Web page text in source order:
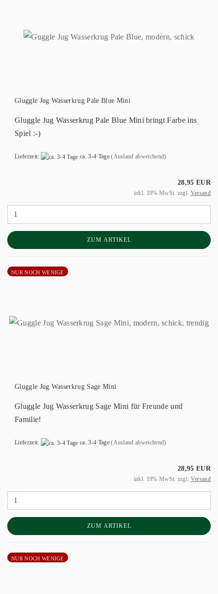
Gluggle Jug Wasserkrug Pale Blue Mini
Gluggle Jug Wasserkrug Pale Blue Mini bringt Farbe ins
Spiel :-)
Lieferzeit: ca. 3-4 Tage (Ausland abweichend)
28,95 EUR
inkl. 19% MwSt. zzgl. Versand
ZUM ARTIKEL
NUR NOCH WENIGE
Gluggle Jug Wasserkrug Sage Mini
Gluggle Jug Wasserkrug Sage Mini für Freunde und
Familie!
Lieferzeit: ca. 3-4 Tage (Ausland abweichend)
28,95 EUR
inkl. 19% MwSt. zzgl. Versand
ZUM ARTIKEL
NUR NOCH WENIGE